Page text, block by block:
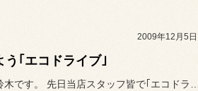
2009年12月5日
う｢エコドライブ｣